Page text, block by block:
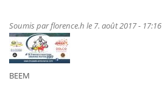
nos
Soumis parflorence.h le 7. août 2017 - 17:16
BEEM